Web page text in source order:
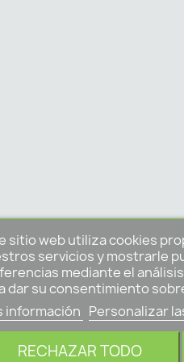
sitio web utiliza cookies
servicios y mostrarle
mediante el
dar su consentimiento
información Personalizar
RECHAZAR TODO